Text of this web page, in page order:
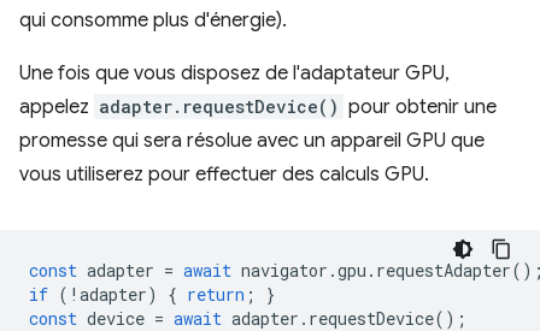
qui consomme plus d'énergie).
Une fois que vous disposez de l'adaptateur GPU,
appelez adapter.requestDevice() pour obtenir une
promesse qui sera résolue avec un appareil GPU que
vous utiliserez pour effectuer des calculs GPU.
const adapter = await navigator .gpu . requestAdapter
if ( ! adapter) { return ;
}
const device = await adapter . requestDevice();